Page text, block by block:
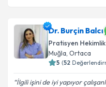
Dr. Burçin Balcı
Pratisyen Hekimlik
Muğla, Ortaca
5 (52
İlgili işini de iyi yapıyor